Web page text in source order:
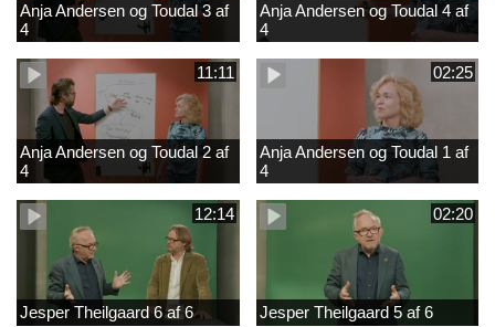
Anja Andersen og Toudal 3 af
4
Anja Andersen og Toudal 4 af
4
11:11
Anja Andersen og Toudal 2 af
4
02:25
Anja Andersen og Toudal 1 af
4
12:14
Jesper Theilgaard 6 af 6
02:20
Jesper Theilgaard 5 af 6